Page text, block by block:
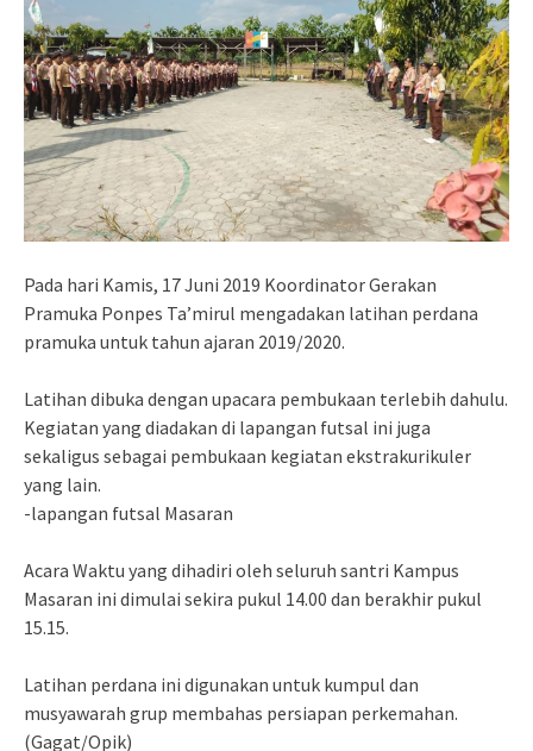
Pada hari Kamis, 17 Juni 2019 Koordinator Gerakan
Pramuka Ponpes Ta’mirul mengadakan latihan perdana
pramuka untuk tahun ajaran 2019/2020.
Latihan dibuka dengan upacara pembukaan terlebih dahulu.
Kegiatan yang diadakan di lapangan futsal ini juga
sekaligus sebagai pembukaan kegiatan ekstrakurikuler
yang lain.
-lapangan futsal Masaran
Acara Waktu yang dihadiri oleh seluruh santri Kampus
Masaran ini dimulai sekira pukul 14.00 dan berakhir pukul
15.15.
Latihan perdana ini digunakan untuk kumpul dan
musyawarah grup membahas persiapan perkemahan.
(Gagat/Opik)